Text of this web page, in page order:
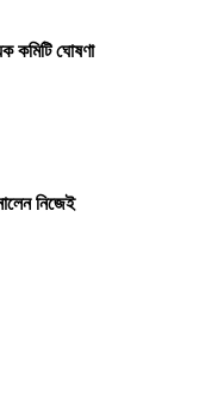
কমিটি ঘোষণা
নিজেই